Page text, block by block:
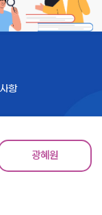
항
광혜원